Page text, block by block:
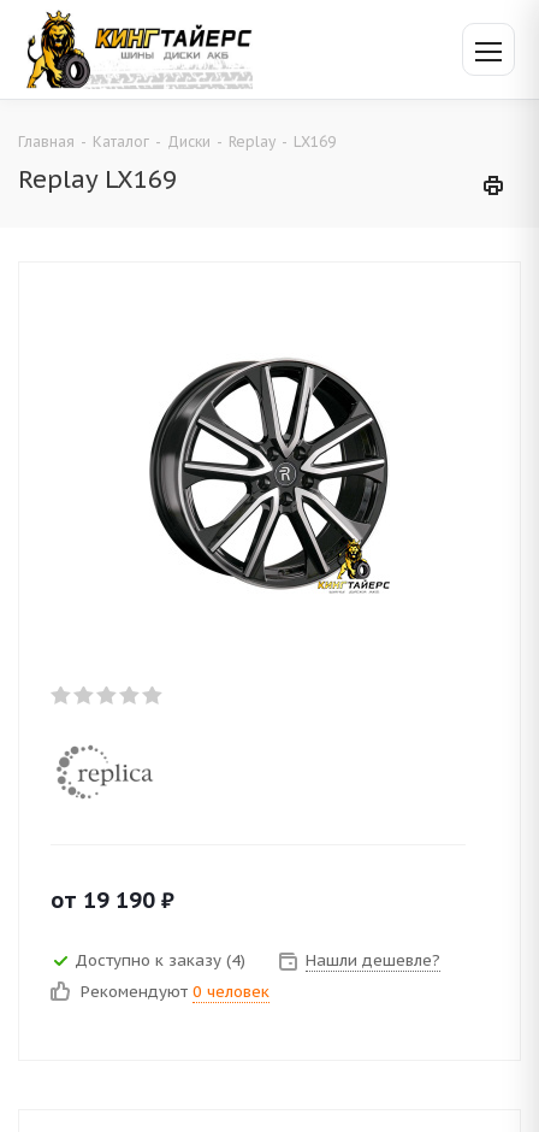
Главная - Каталог - Диски - Replay - LX169
Replay LX169
от 19 190 ₽
Доступно к заказу (4)
Нашли дешевле?
Рекомендуют 0 человек